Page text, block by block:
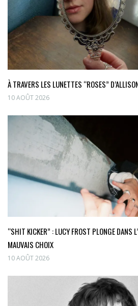
À TRAVERS LES LUNETTES “ROSES”
10 AOÛT 2026
“SHIT KICKER” : LUCY FROST PLONGE DANS
MAUVAIS CHOIX
10 AOÛT 2026